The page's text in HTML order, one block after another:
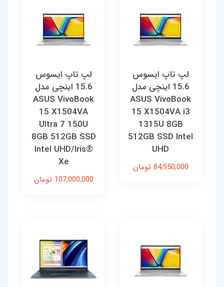
لپ تاپ ایسوس
15.6 اینچی مدل
ASUS VivoBook
15 X1504VA i3
1315U 8GB
512GB SSD Intel
UHD
84,950,000 تومان
لپ تاپ ایسوس
15.6 اینچی مدل
ASUS VivoBook
15 X1504VA
Ultra 7 150U
8GB 512GB SSD
Intel UHD/Iris®
Xe
107,000,000 تومان